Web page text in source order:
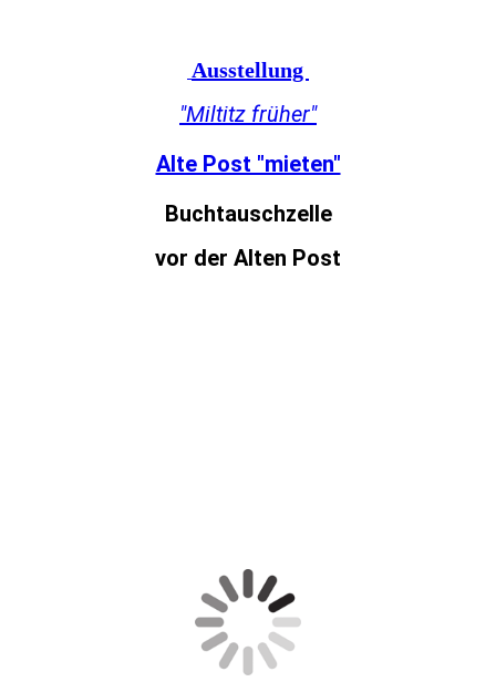
Ausstellung
"Miltitz früher"
Alte Post "mieten"
Buchtauschzelle
vor der Alten Post